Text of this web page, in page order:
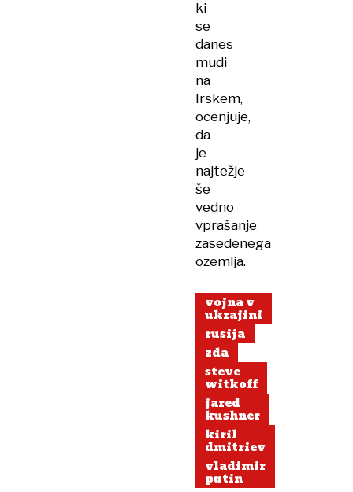
ki
se
danes
mudi
na
Irskem,
ocenjuje,
da
je
najtežje
še
vedno
vprašanje
zasedenega
ozemlja.
vojna v
ukrajini
rusija
zda
steve
witkoff
jared
kushner
kiril
dmitriev
vladimir
putin